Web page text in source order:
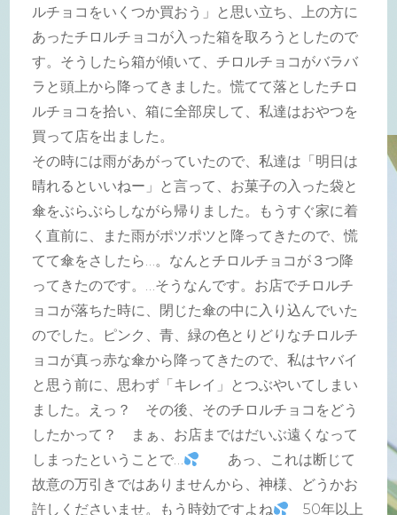
ルチョコをいくつか買おう」と思い立ち、上の方に
あったチロルチョコが入った箱を取ろうとしたので
す。そうしたら箱が傾いて、チロルチョコがバラバ
ラと頭上から降ってきました。慌てて落としたチロ
ルチョコを拾い、箱に全部戻して、私達はおやつを
買って店を出ました。
その時には雨があがっていたので、私達は「明日は
晴れるといいねー」と言って、お菓子の入った袋と
傘をぶらぶらしながら帰りました。もうすぐ家に着
く直前に、また雨がポツポツと降ってきたので、慌
てて傘をさしたら…。なんとチロルチョコが３つ降
ってきたのです。…そうなんです。お店でチロルチ
ョコが落ちた時に、閉じた傘の中に入り込んでいた
のでした。ピンク、青、緑の色とりどりなチロルチ
ョコが真っ赤な傘から降ってきたので、私はヤバイ
と思う前に、思わず「キレイ」とつぶやいてしまい
ました。えっ？ その後、そのチロルチョコをどう
したかって？ まぁ、お店まではだいぶ遠くなって
しまったということで…
あっ、これは断じて
故意の万引きではありませんから、神様、どうかお
許しくださいませ。もう時効ですよね
50年以上